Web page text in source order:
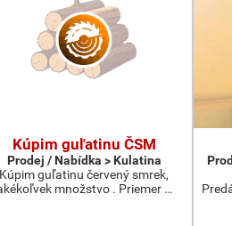
Kúpim guľatinu ČSM
Prodej / Nabídka > Kulatina
Kúpim guľatinu červený smrek,
množstvo . Priemer …